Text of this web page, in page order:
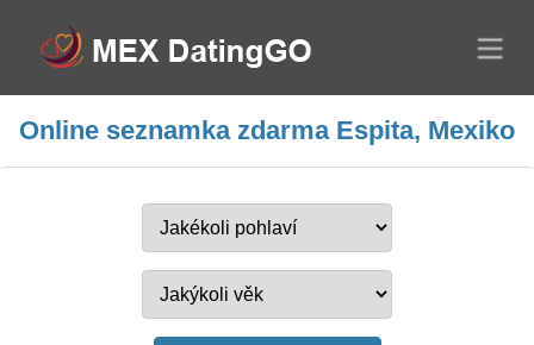
Online seznamka zdarma Espita, Mexiko